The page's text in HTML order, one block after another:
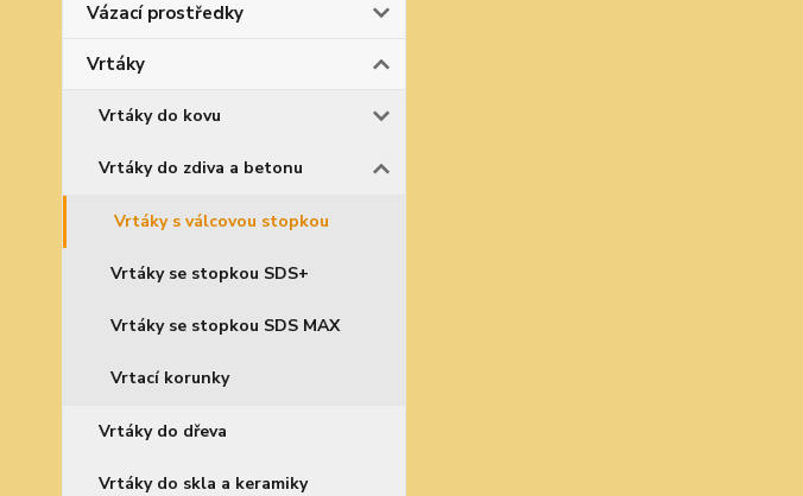
Vázací prostředky
Vrtáky
Vrtáky do kovu
Vrtáky do zdiva a betonu
Vrtáky s válcovou stopkou
Vrtáky se stopkou SDS+
Vrtáky se stopkou SDS MAX
Vrtací korunky
Vrtáky do dřeva
Vrtáky do skla a keramiky